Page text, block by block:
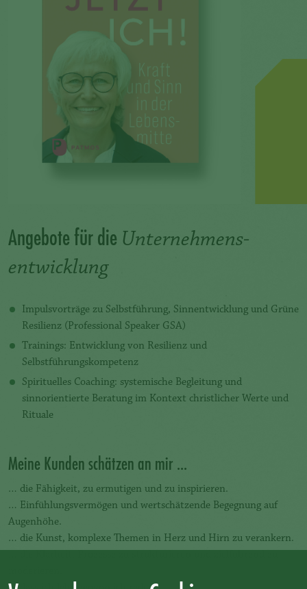
Angebote für die Unternehmens-
entwicklung
Impulsvorträge zu Selbstführung, Sinnentwicklung und Grüne
Resilienz (Professional Speaker GSA)
Trainings: Entwicklung von Resilienz und
Selbstführungskompetenz
Spirituelles Coaching: systemische Begleitung und
sinnorientierte Beratung im Kontext christlicher Werte und
Rituale
Meine Kunden schätzen an mir ...
… die Fähigkeit, zu ermutigen und zu inspirieren.
… Einfühlungsvermögen und wertschätzende Begegnung auf
Augenhöhe.
… die Kunst, komplexe Themen in Herz und Hirn zu verankern.